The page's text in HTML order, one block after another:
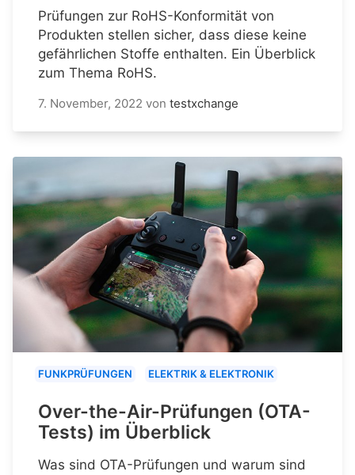
Prüfungen zur RoHS-Konformität von
Produkten stellen sicher, dass diese keine
gefährlichen Stoffe enthalten. Ein Überblick
zum Thema RoHS.
7. November, 2022 von testxchange
FUNKPRÜFUNGEN ELEKTRIK & ELEKTRONIK
Over-the-Air-Prüfungen (OTA-
Tests) im Überblick
Was sind OTA-Prüfungen und warum sind